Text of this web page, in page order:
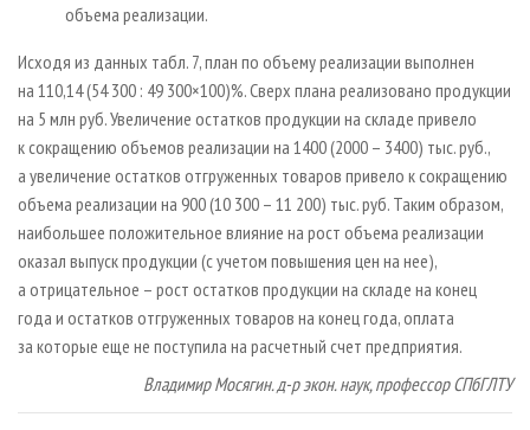
объема реализации.
Исходя из данных табл. 7, план по объему реализации выполнен
на 110,14 (54 300 : 49 300×100)%. Сверх плана реализовано продукции
на 5 млн руб. Увеличение остатков продукции на складе привело
к сокращению объемов реализации на 1400 (2000 – 3400) тыс. руб.,
а увеличение остатков отгруженных товаров привело к сокращению
объема реализации на 900 (10 300 – 11 200) тыс. руб. Таким образом,
наибольшее положительное влияние на рост объема реализации
оказал выпуск продукции (с учетом повышения цен на нее),
а отрицательное – рост остатков продукции на складе на конец
года и остатков отгруженных товаров на конец года, оплата
за которые еще не поступила на расчетный счет предприятия.
Владимир Мосягин. д-р экон. наук, профессор СПбГЛТУ